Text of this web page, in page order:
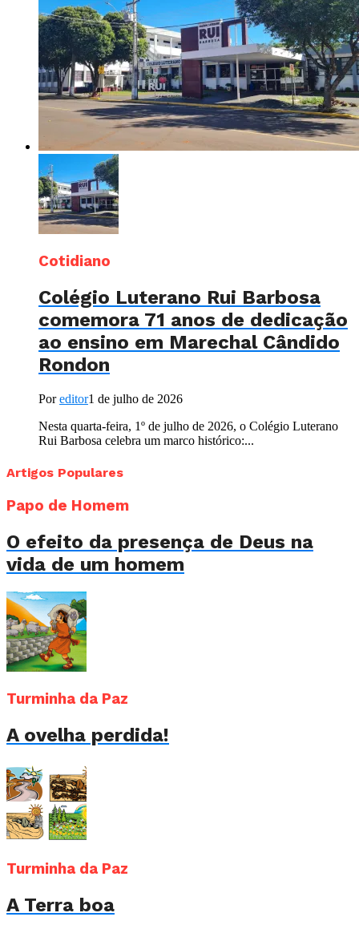
Cotidiano
Colégio Luterano Rui Barbosa
comemora 71 anos de dedicação
ao ensino em Marechal Cândido
Rondon
Poreditor1 de julho de 2026
Nesta quarta-feira, 1º de julho de 2026, o Colégio Luterano
Rui Barbosa celebra um marco histórico:...
Artigos Populares
Papo de Homem
O efeito da presença de Deus na
vida de um homem
Turminha da Paz
A ovelha perdida!
Turminha da Paz
A Terra boa